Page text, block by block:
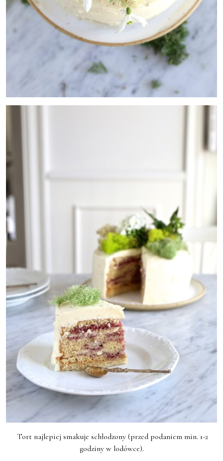
Tort najlepiej smakuje schłodzony (przed podaniem min. 1-2
godziny w lodówce).